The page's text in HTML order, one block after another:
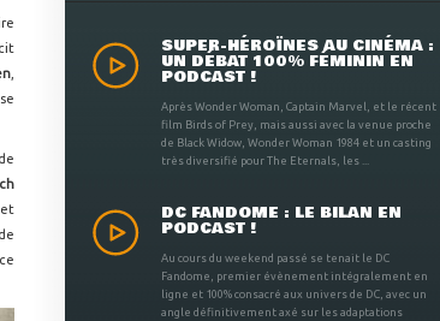
et
SUPER-HÉROÏNES AU CINÉMA :
UN DÉBAT 100% FÉMININ EN
PODCAST !
Après Wonder Woman, Captain Marvel, et le récent
film Birds of Prey, mais aussi avec la venue proche
de Black Widow, Wonder Woman 1984 et un casting
très diversifié pour The Eternals, les ...
DC FANDOME : LE BILAN EN
PODCAST !
Au cours du weekend passé se tenait le DC
Fandome, premier évènement intégralement en
ligne et 100% consacré aux univers de DC, avec un
angle définitivement axé sur les adaptations